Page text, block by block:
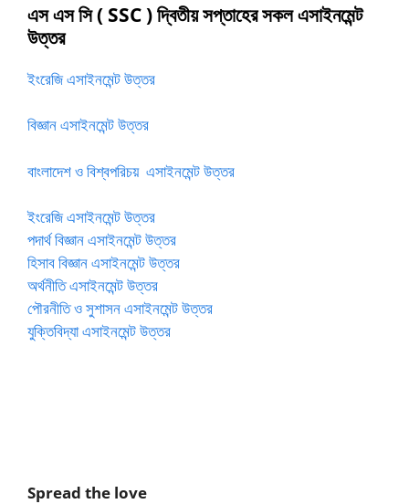
এস এস সি( SSC ) দ্বিতীয় সপ্তাহের সকল এসাইনমেন্ট
উত্তর
ইংরেজি এসাইনমেন্ট উত্তর
বিজ্ঞান এসাইনমেন্ট উত্তর
বাংলাদেশ ও বিশ্বপরিচয় এসাইনমেন্ট উত্তর
ইংরেজি এসাইনমেন্ট উত্তর
পদার্থ বিজ্ঞান এসাইনমেন্ট উত্তর
হিসাব বিজ্ঞান এসাইনমেন্ট উত্তর
অর্থনীতি এসাইনমেন্ট উত্তর
পৌরনীতি ও সুশাসন এসাইনমেন্ট উত্তর
যুক্তিবিদ্যা এসাইনমেন্ট উত্তর
Spread the love